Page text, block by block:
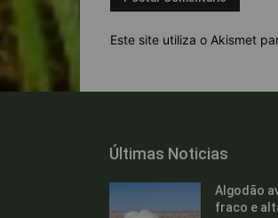
Este site utiliza o Akismet
Últimas Noticias
Algodão
fraco e